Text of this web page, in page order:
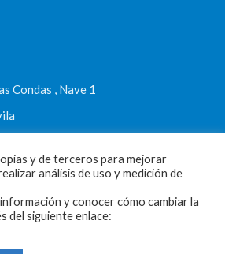
Condas , Nave 1
y de terceros para mejorar
análisis de uso y medición de
y conocer cómo cambiar la
del siguiente enlace: